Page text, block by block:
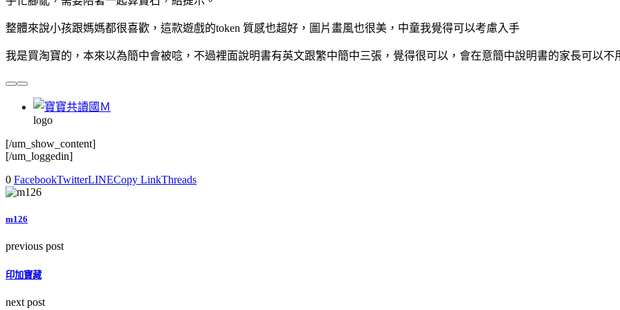
整體來說小孩跟媽媽都很喜歡，這款遊戲的token 質感也超好，圖片畫風也很美，中童我覺得可以考慮入手
我是買淘寶的，本來以為簡中會被唸，不過裡面說明書有英文跟繁中簡中三張，覺得很可以，會在意簡中說明書的家長可以不
logo
[/um_show_content]
[/um_loggedin]
0 FacebookTwitterLINECopy LinkThreads
m126
previous post
印加寶藏
next post